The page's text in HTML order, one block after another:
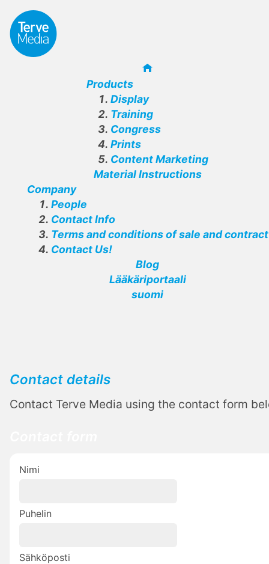
Products
Display
Training
Congress
Prints
Content Marketing
Material Instructions
Company
People
Contact Info
Terms and conditions of sale and contract
Contact Us!
Blog
Lääkäriportaali
suomi
Contact details
Contact Terve Media using the contact form
Nimi
Puhelin
Sähköposti